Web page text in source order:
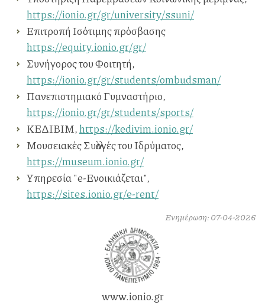
https://ionio.gr/gr/university/ssuni/
Επιτροπή Ισότιμης πρόσβασης
https://equity.ionio.gr/gr/
Συνήγορος του Φοιτητή,
https://ionio.gr/gr/students/ombudsman/
Πανεπιστημιακό Γυμναστήριο,
https://ionio.gr/gr/students/sports/
ΚΕΔΙΒΙΜ,https://kedivim.ionio.gr/
Μουσειακές Συλλογές του Ιδρύματος,
https://museum.ionio.gr/
Yπηρεσία "e-Ενοικιάζεται",
https://sites.ionio.gr/e-rent/
Ενημέρωση: 07-04-2026
www.ionio.gr